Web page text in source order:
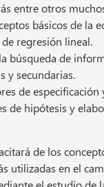
entre otros
básicos de la
regresión lineal.
búsqueda de
y secundarias.
de
de hipótesis y
de los
utilizadas en el